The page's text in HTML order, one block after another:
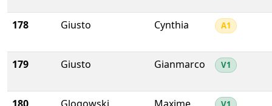
178 Giusto Cynthia A1
179 Giusto Gianmarco V1